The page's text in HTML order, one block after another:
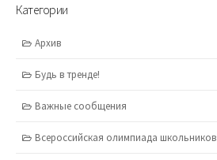
Категории
Архив
Будь в тренде!
Важные сообщения
Всероссийская олимпиада школьников